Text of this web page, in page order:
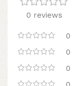
0 reviews
0
0
0